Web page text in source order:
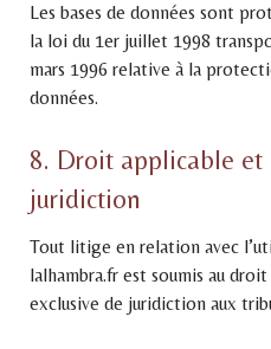
Les bases de données sont
la loi du 1er juillet 1998
mars 1996 relative à la
données.
8. Droit applicable
juridiction
Tout litige en relation avec
lalhambra.fr est soumis au
exclusive de juridiction aux